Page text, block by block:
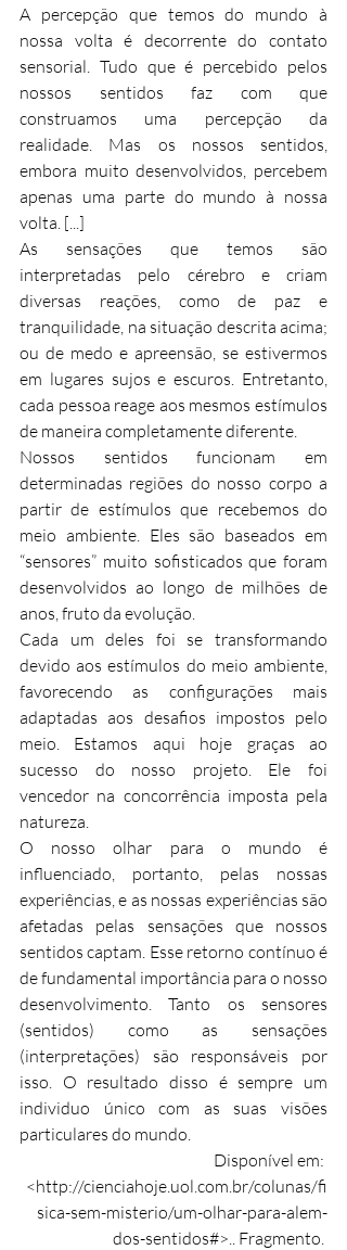
A percepção que temos do mundo à
nossa volta é decorrente do contato
sensorial. Tudo que é percebido pelos
nossos sentidos faz com que
construamos uma percepção da
realidade. Mas os nossos sentidos,
embora muito desenvolvidos, percebem
apenas uma parte do mundo à nossa
volta. [...]
As sensações que temos são
interpretadas pelo cérebro e criam
diversas reações, como de paz e
tranquilidade, na situação descrita acima;
ou de medo e apreensão, se estivermos
em lugares sujos e escuros. Entretanto,
cada pessoa reage aos mesmos estímulos
de maneira completamente diferente.
Nossos sentidos funcionam em
determinadas regiões do nosso corpo a
partir de estímulos que recebemos do
meio ambiente. Eles são baseados em
“sensores” muito sofisticados que foram
desenvolvidos ao longo de milhões de
anos, fruto da evolução.
Cada um deles foi se transformando
devido aos estímulos do meio ambiente,
favorecendo as configurações mais
adaptadas aos desafios impostos pelo
meio. Estamos aqui hoje graças ao
sucesso do nosso projeto. Ele foi
vencedor na concorrência imposta pela
natureza.
O nosso olhar para o mundo é
influenciado, portanto, pelas nossas
experiências, e as nossas experiências são
afetadas pelas sensações que nossos
sentidos captam. Esse retorno contínuo é
de fundamental importância para o nosso
desenvolvimento. Tanto os sensores
(sentidos) como as sensações
(interpretações) são responsáveis por
isso. O resultado disso é sempre um
individuo único com as suas visões
particulares do mundo.
Disponível em:
<http://cienciahoje.uol.com.br/colunas/fi
sica-sem-misterio/um-olhar-para-alem-
dos-sentidos#>.. Fragmento.